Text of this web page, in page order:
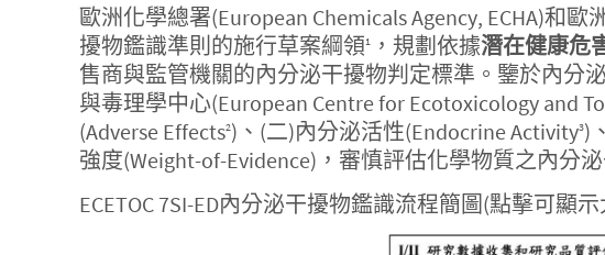
歐洲化學總署(European Chemicals Agency, ECHA)和
擾物鑑識準則的施行草案綱領1 ，規劃依據潛在健康危
售商與監管機關的內分泌干擾物判定標準。鑒於內分
與毒理學中心(European Centre for Ecotoxicology and
(Adverse Effects2)、(二)內分泌活性(Endocrine Activity3)
強度(Weight-of-Evidence)，審慎評估化學物質之內分
ECETOC 7SI-ED內分泌干擾物鑑識流程簡圖(點擊可顯